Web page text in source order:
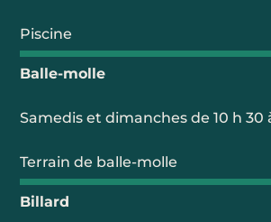
Piscine
Balle-molle
Samedis et dimanches de 10 h 30
Terrain de balle-molle
Billard